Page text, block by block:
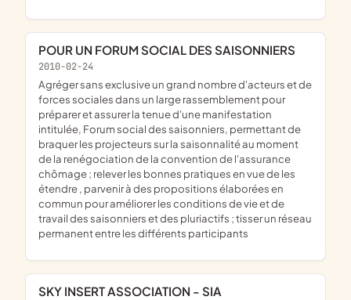
POUR UN FORUM SOCIAL DES SAISONNIERS
2010-02-24
agréger sans exclusive un grand nombre d'acteurs et de
forces sociales dans un large rassemblement pour
préparer et assurer la tenue d'une manifestation
intitulée, Forum social des saisonniers, permettant de
braquer les projecteurs sur la saisonnalité au moment
de la renégociation de la convention de l'assurance
chômage ; relever les bonnes pratiques en vue de les
étendre , parvenir à des propositions élaborées en
commun pour améliorer les conditions de vie et de
travail des saisonniers et des pluriactifs ; tisser un réseau
permanent entre les différents participants
SKY INSERT ASSOCIATION - SIA